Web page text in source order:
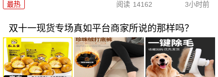
最热 阅读 14162 3小时前
双十一现货专场真如平台商家所说的那样吗？